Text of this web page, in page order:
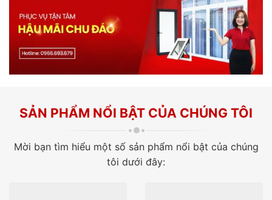
SẢN PHẨM NỔI BẬT CỦA CHÚNG TÔI
Mời bạn tìm hiểu một số sản phẩm nổi bật của chúng
tôi dưới đây: